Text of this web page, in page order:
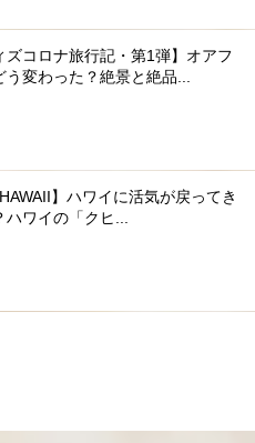
ズコロナ旅行記・第1弾】オアフ
う変わった？絶景と絶品...
HAWAII】ハワイに活気が戻ってき
ハワイの「クヒ...